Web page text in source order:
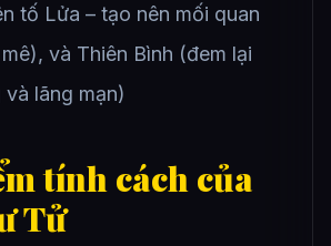
tố Lửa – tạo nên mối quan
và Thiên Bình (đem lại
lãng mạn)
tính cách của
Tử